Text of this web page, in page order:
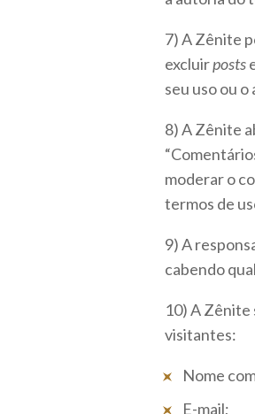
7) A Zênite
excluirposts
seu uso ou
8) A Zênite
moderar o
termos de
9) A
cabendo
10) A Zênite
visitantes:
Nome
E-mail;